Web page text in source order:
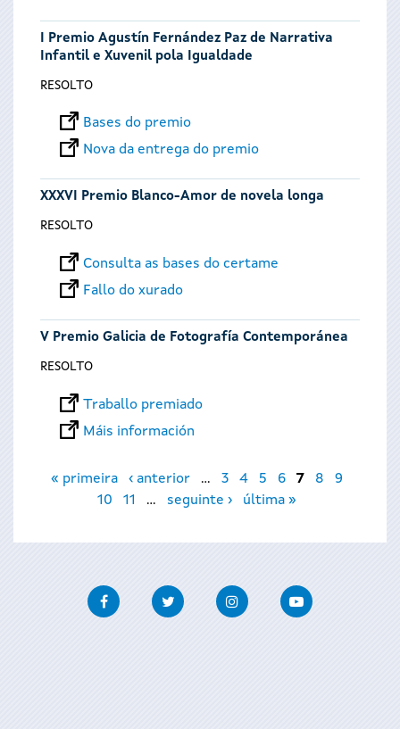
I Premio Agustín Fernández Paz de Narrativa
Infantil e Xuvenil pola Igualdade
RESOLTO
Bases do premio
Nova da entrega do premio
XXXVI Premio Blanco-Amor de novela longa
RESOLTO
Consulta as bases do certame
Fallo do xurado
V Premio Galicia de Fotografía Contemporánea
RESOLTO
Traballo premiado
Máis información
Páxinas
« primeira ‹ anterior … 3 4 5 6 7 8
9
10
11 … seguinte › última »
FacebookTwitter InstagramYoutube